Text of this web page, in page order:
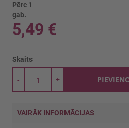
Pērc 1
gab.
5,49 €
Skaits
+
-
VAIRĀK INFORMĀCIJAS